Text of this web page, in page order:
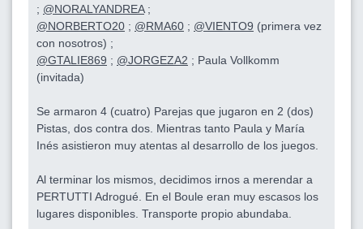
; @NORALYANDREA;
@NORBERTO20 ; @RMA60 ; @VIENTO9 (primera vez
con nosotros) ;
@GTALIE869 ; @JORGEZA2 ; Paula Vollkomm
(invitada)
Se armaron 4 (cuatro) Parejas que jugaron en 2 (dos)
Pistas, dos contra dos. Mientras tanto Paula y María
Inés asistieron muy atentas al desarrollo de los juegos.
Al terminar los mismos, decidimos irnos a merendar a
PERTUTTI Adrogué. En el Boule eran muy escasos los
lugares disponibles. Transporte propio abundaba.